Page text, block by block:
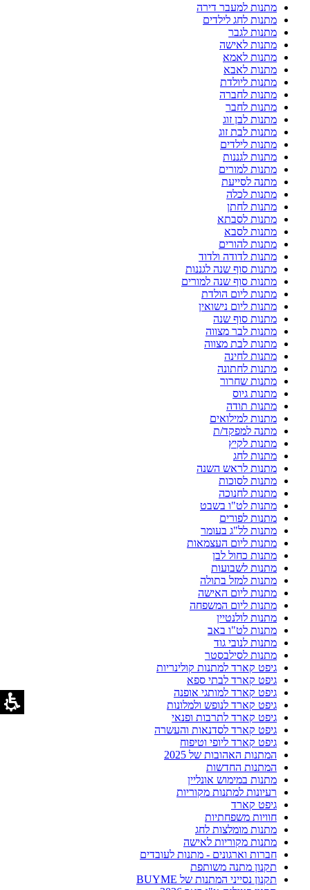
מתנות למעבר דירה
מתנות לחג לילדים
מתנות לגבר
מתנות לאישה
מתנות לאמא
מתנות לאבא
מתנות ליולדת
מתנות לחברה
מתנות לחבר
מתנות לבן זוג
מתנות לבת זוג
מתנות לילדים
מתנות לגננות
מתנות למורים
מתנה לסייעת
מתנות לכלה
מתנות לחתן
מתנות לסבתא
מתנות לסבא
מתנות להורים
מתנות לדודה ולדוד
מתנות סוף שנה לגננות
מתנות סוף שנה למורים
מתנות ליום הולדת
מתנות ליום נישואין
מתנות סוף שנה
מתנות לבר מצווה
מתנות לבת מצווה
מתנות לחינה
מתנות לחתונה
מתנות שחרור
מתנות גיוס
מתנות תודה
מתנות למילואים
מתנה למפקד/ת
מתנות לקיץ
מתנות לחג
מתנות לראש השנה
מתנות לסוכות
מתנות לחנוכה
מתנות לט"ו בשבט
מתנות לפורים
מתנות לל"ג בעומר
מתנות ליום העצמאות
מתנות כחול לבן
מתנות לשבועות
מתנות למזל בתולה
מתנות ליום האישה
מתנות ליום המשפחה
מתנות לולנטיין
מתנות לט"ו באב
מתנות לנובי גוד
מתנות לסילבסטר
גיפט קארד למתנות קולינריות
גיפט קארד לבתי ספא
גיפט קארד למותגי אופנה
גיפט קארד לנופש ולמלונות
גיפט קארד לתרבות ופנאי
גיפט קארד לסדנאות והעשרה
גיפט קארד ליופי וטיפוח
המתנות האהובות של 2025
המתנות החדשות
מתנות במימוש אונליין
רעיונות למתנות מקוריות
גיפט קארד
חוויות משפחתיות
מתנות מומלצות לחג
מתנות מקוריות לאישה
חברות וארגונים - מתנות לעובדים
תקנון מתנה משותפת
תקנון נסייני המתנות של BUYME